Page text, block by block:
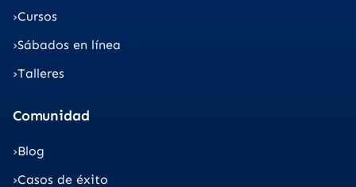
Cursos
Sábados en línea
Talleres
Comunidad
Blog
Casos de éxito